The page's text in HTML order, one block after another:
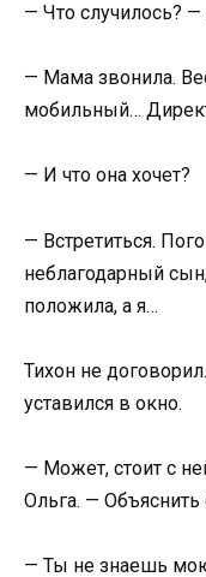
— Что случилось? —
— Мама звонила.
мобильный…
— И что она хочет?
— Встретиться.
неблагодарный
положила, а я…
Тихон не
уставился в окно.
— Может, стоит с
Ольга. — Объяснить
— Ты не знаешь мою